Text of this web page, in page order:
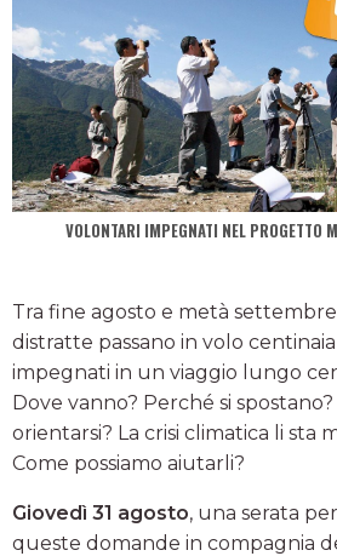
VOLONTARI IMPEGNATI NEL PROGETTO
Tra fine agosto e metà
distratte passano in volo
impegnati in un viaggio lungo
Dove vanno? Perché si
orientarsi? La crisi climatica li sta
Come possiamo aiutarli?
Giovedì 31 agosto, una serata
queste domande in compagnia